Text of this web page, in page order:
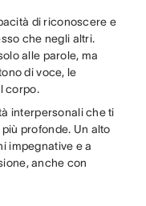
di riconoscere e
che negli altri.
alle parole, ma
di voce, le
corpo.
interpersonali che ti
profonde. Un alto
impegnative e a
anche con